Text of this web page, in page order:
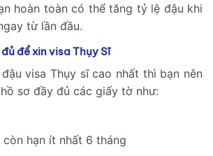
hoàn toàn có thể tăng tỷ lệ đậu khi
từ lần đầu.
để xin visa Thụy Sĩ
visa Thụy sĩ cao nhất thì bạn nên
sơ đầy đủ các giấy tờ như:
còn hạn ít nhất 6 tháng